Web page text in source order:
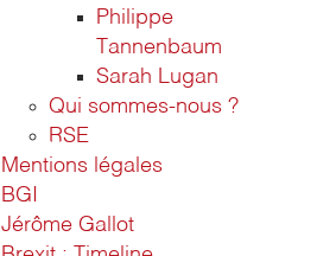
Philippe
Tannenbaum
Sarah Lugan
Qui sommes-nous ?
RSE
Mentions légales
BGI
Jérôme Gallot